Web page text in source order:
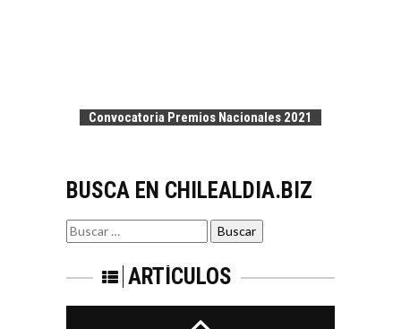
Convocatoria Premios Nacionales 2021
BUSCA EN CHILEALDIA.BIZ
Buscar
por:
ARTÍCULOS
DE LA
pilar estratégico ante
CAPITAL DE RIESGO
EN CHILE:
PARA STARTUPS Y
NUEVOS NEGOCIOS
Capital de riesgo en